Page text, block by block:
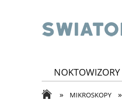
NOKTOWIZORY
TELESKOPY
» MIKROSKOPY »